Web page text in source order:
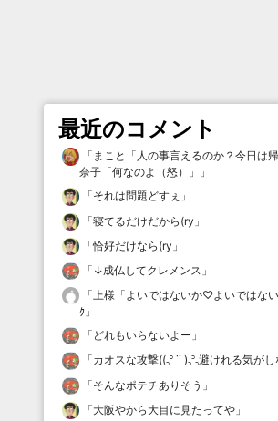
最近のコメント
「 まこと「人の事言えるのか？今日
奈子「何なのよ（怒）」
」
「それは問題どすぇ 」
「寝てるだけだから(ry 」
「恰好だけなら(ry 」
「 ↓成仏してクレメンス 」
「上様「よいではないか♡よいではな
ｸ 」
「 どれもいらないよー 」
「カオスな攻撃((꜆꜄ ˙˙ )꜆꜄꜆避けれる気が
「そんなポテチありそう 」
「大阪やから大目に見たってや 」